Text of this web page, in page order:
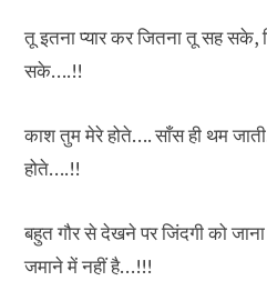
तू इतना प्यार कर जितना तू सह सके,
सके….!!
काश तुम मेरे होते…. साँस ही थम
होते….!!
बहुत गौर से देखने पर जिंदगी को
जमाने में नहीं है…!!!